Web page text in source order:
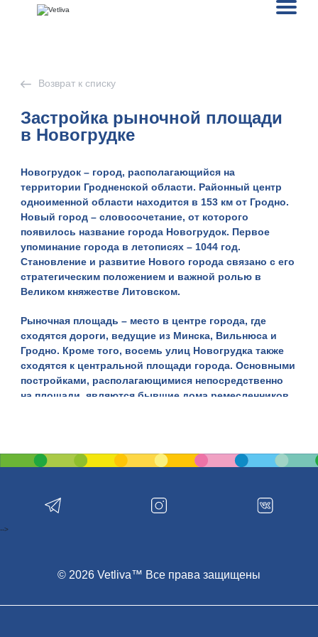
Возврат к списку
Застройка рыночной площади
в Новогрудке
Новогрудок – город, располагающийся на
территории Гродненской области. Районный центр
одноименной области находится в 153 км от Гродно.
Новый город – словосочетание, от которого
появилось название города Новогрудок. Первое
упоминание города в летописях – 1044 год.
Становление и развитие Нового города связано с его
стратегическим положением и важной ролью в
Великом княжестве Литовском.
Рыночная площадь – место в центре города, где
сходятся дороги, ведущие из Минска, Вильнюса и
Гродно. Кроме того, восемь улиц Новогрудка также
сходятся к центральной площади города. Основными
постройками, располагающимися непосредственно
на площади, являютсябывшие дома ремесленников
Новогрудка. Эти бывшие жилые постройки с
аналогичными зданиями на улицах, примыкающих к
ценностью.
сменили постройки из камня. Лавки занимали место
постройки, которые появились на торговой площади
© 2026 Vetliva™ Все права защищены
-->